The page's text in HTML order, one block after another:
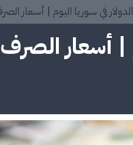
في سوريا اليوم | أسعار الصرف في
| أسعار